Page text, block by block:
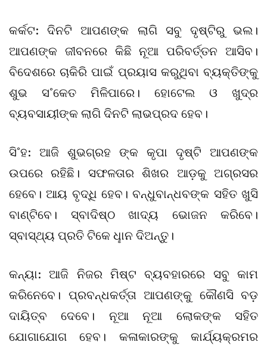
କର୍କଟ: ଦିନଟି ଆପଣଙ୍କ ଲାଗି ସବୁ ଦୃଷ୍ଟିରୁ ଭଲ।
ଆପଣଙ୍କ ଜୀବନରେ କିଛି ନୂଆ ପରିବର୍ତ୍ତନ ଆସିବ।
ବିଦେଶରେ ଚାକିରି ପାଇଁ ପ୍ରୟାସ କରୁଥିବା ବ୍ୟକ୍ତିଙ୍କୁ
ଶୁଭ ସ˚କେତ ମିଳିପାରେ। ହୋଟେଲ ଓ ଖୁଦ୍ର
ବ୍ୟବସାୟୀଙ୍କ ଲାଗି ଦିନଟି ଲାଭପ୍ରଦ ହେବ।
ସି˚ହ: ଆଜି ଶୁଭଗ୍ରହ ଙ୍କ କୃପା ଦୃଷ୍ଟି ଆପଣଙ୍କ
ଉପରେ ରହିଛି। ସଫଳତାର ଶିଖର ଆଡ଼କୁ ଅଗ୍ରସର
ହେବେ। ଆୟ ବୃଦ୍ଧି ହେବ। ବନ୍ଧୁବାନ୍ଧବଙ୍କ ସହିତ ଖୁସି
ବାଣ୍ଟିବେ। ସ୍ବାଦିଷ୍ଠ ଖାଦ୍ୟ ଭୋଜନ କରିବେ।
ସ୍ବାସ୍ଥ୍ୟ ପ୍ରତି ଟିକେ ଧୢାନ ଦିଅନ୍ତୁ।
କନ୍ୟା: ଆଜି ନିଜର ମିଷ୍ଟ ବ୍ୟବହାରରେ ସବୁ କାମ
କରିନେବେ। ପ୍ରବନ୍ଧକର୍ତ୍ତା ଆପଣଙ୍କୁ କୌଣସି ବଡ଼
ଦାୟିତ୍ବ ଦେବେ। ନୂଆ ନୂଆ ଲୋକଙ୍କ ସହିତ
ଯୋଗାଯୋଗ ହେବ। କଳାକାରଙ୍କୁ କାର୍ଯ୍ୟକ୍ରମର